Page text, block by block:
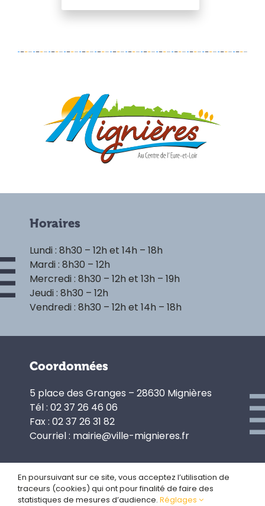
Horaires
Lundi : 8h30 – 12h et 14h – 18h
Mardi : 8h30 – 12h
Mercredi : 8h30 – 12h et 13h – 19h
Jeudi : 8h30 – 12h
Vendredi : 8h30 – 12h et 14h – 18h
Coordonnées
5 place des Granges – 28630 Mignières
Tél : 02 37 26 46 06
Fax : 02 37 26 31 82
Courriel : mairie@ville-mignieres.fr
Politique de confidentialité
En poursuivant sur ce site, vous acceptez l’utilisation de
traceurs (cookies) qui ont pour finalité de faire des
statistiques de mesures d’audience. Réglages